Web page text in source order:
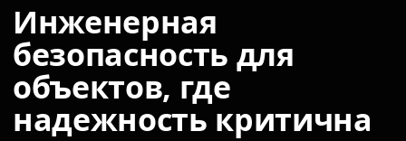
Инженерная
безопасность для
объектов, где
надежность критична